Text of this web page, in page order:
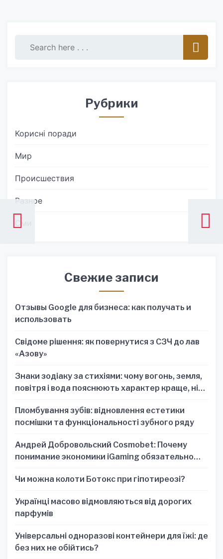
Рубрики
Корисні поради
Мир
Происшествия
Разное
Свежие записи
Отзывы Google для бизнеса: как получать и
использовать
Свідоме рішення: як повернутися з СЗЧ до лав
«Азову»
Знаки зодіаку за стихіями: чому вогонь, земля,
повітря і вода пояснюють характер краще, ніж
Пломбування зубів: відновлення естетики
посмішки та функціональності зубного ряду
Андрей Добровольский Cosmobet: Почему
понимание экономики iGaming обязательно
Чи можна колоти Ботокс при гіпотиреозі?
Українці масово відмовляються від дорогих
парфумів
Універсальні одноразові контейнери для їжі: де
без них не обійтись?